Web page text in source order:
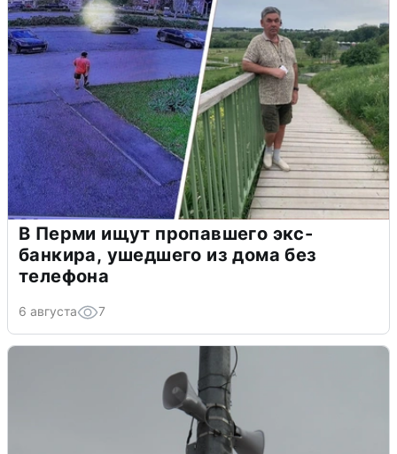
В Перми ищут пропавшего экс-
банкира, ушедшего из дома без
телефона
6 августа 7